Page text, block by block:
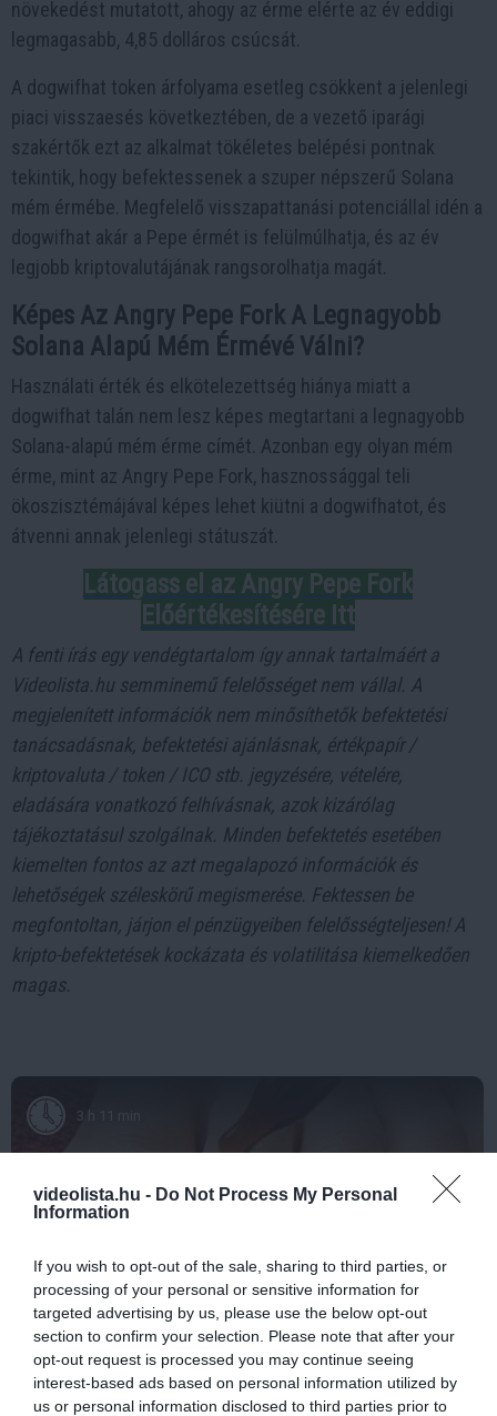
videolista.hu - Do Not Process My Personal
Information
If you wish to opt-out of the sale, sharing to third parties, or
processing of your personal or sensitive information for
targeted advertising by us, please use the below opt-out
section to confirm your selection. Please note that after your
opt-out request is processed you may continue seeing
interest-based ads based on personal information utilized by
us or personal information disclosed to third parties prior to
növekedést mutatott, ahogy az érme elérte az év eddigi
legmagasabb, 4,85 dolláros csúcsát.
A dogwifhat token árfolyama esetleg csökkent a jelenlegi
piaci visszaesés következtében, de a vezető iparági
szakértők ezt az alkalmat tökéletes belépési pontnak
tekintik, hogy befektessenek a szuper népszerű Solana
mém érmébe. Megfelelő visszapattanási potenciállal idén a
dogwifhat akár a Pepe érmét is felülmúlhatja, és az év
legjobb kriptovalutájának rangsorolhatja magát.
Képes Az Angry Pepe Fork A Legnagyobb
Solana Alapú Mém Érmévé Válni?
Használati érték és elkötelezettség hiánya miatt a
dogwifhat talán nem lesz képes megtartani a legnagyobb
Solana-alapú mém érme címét. Azonban egy olyan mém
érme, mint az Angry Pepe Fork, hasznossággal teli
ökoszisztémájával képes lehet kiütni a dogwifhatot, és
átvenni annak jelenlegi státuszát.
Látogass el az Angry Pepe Fork
Előértékesítésére Itt
A fenti írás egy vendégtartalom így annak tartalmáért a
Videolista.hu semminemű felelősséget nem vállal. A
megjelenített információk nem minősíthetők befektetési
tanácsadásnak, befektetési ajánlásnak, értékpapír /
kriptovaluta / token / ICO stb. jegyzésére, vételére,
eladására vonatkozó felhívásnak, azok kizárólag
tájékoztatásul szolgálnak. Minden befektetés esetében
kiemelten fontos az azt megalapozó információk és
lehetőségek széleskörű megismerése. Fektessen be
megfontoltan, járjon el pénzügyeiben felelősségteljesen! A
kripto-befektetések kockázata és volatilitása kiemelkedően
magas.
3 h 11 min
Fungus Is A Parasite, And It Dies From A Drop Of
Plain...